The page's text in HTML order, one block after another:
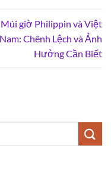
Múi giờ Philippin và Việt
Nam: Chênh Lệch và Ảnh
Hưởng Cần Biết